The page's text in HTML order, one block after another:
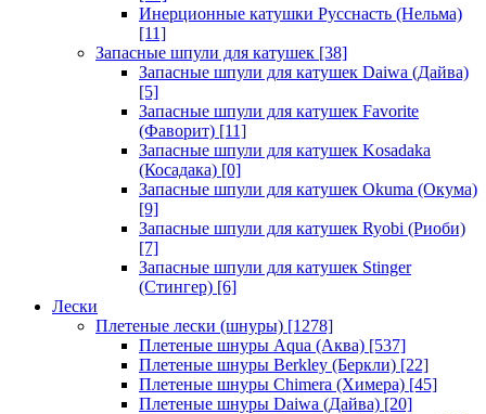
Инерционные катушки Русснасть (Нельма)
[11]
Запасные шпули для катушек [38]
Запасные шпули для катушек Daiwa (Дайва)
[5]
Запасные шпули для катушек Favorite
(Фаворит) [11]
Запасные шпули для катушек Kosadaka
(Косадака) [0]
Запасные шпули для катушек Okuma (Окума)
[9]
Запасные шпули для катушек Ryobi (Риоби)
[7]
Запасные шпули для катушек Stinger
(Стингер) [6]
Лески
Плетеные лески (шнуры) [1278]
Плетеные шнуры Aqua (Аква) [537]
Плетеные шнуры Berkley (Беркли) [22]
Плетеные шнуры Chimera (Химера) [45]
Плетеные шнуры Daiwa (Дайва) [20]